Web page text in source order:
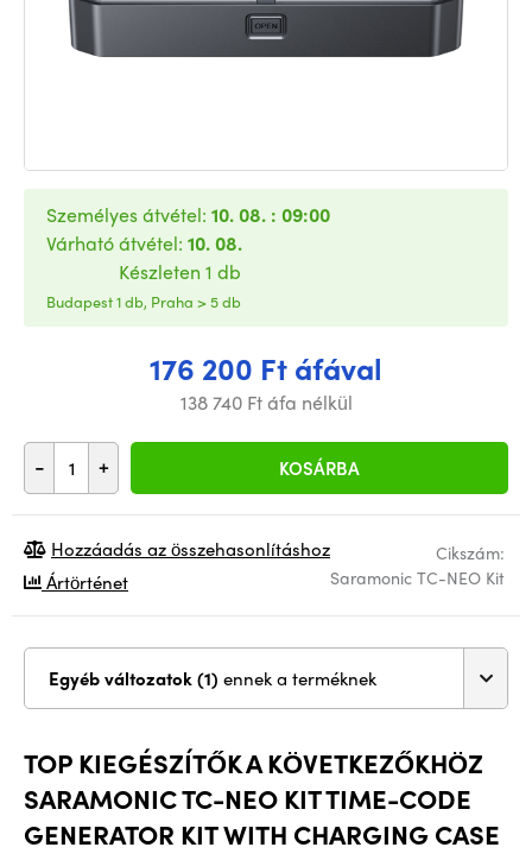
176 200 Ft áfával
138 740 Ft áfa nélkül
- + KOSÁRBA
Személyes átvétel: 10. 08. : 09:00
Várható átvétel: 10. 08.
Készleten 1 db
Budapest 1 db, Praha > 5 db
Cikszám:
Saramonic TC-NEO Kit
Hozzáadás az összehasonlításhoz
Ártörténet
Egyéb változatok (1) ennek a terméknek
TOP KIEGÉSZÍTŐK A KÖVETKEZŐKHÖZ
SARAMONIC TC-NEO KIT TIME-CODE
GENERATOR KIT WITH CHARGING CASE